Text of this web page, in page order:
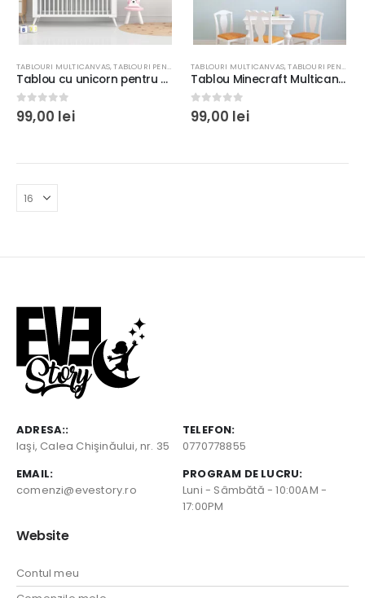
TABLOURI MULTICANVAS,TABLOURI PENTRU COPII
Tablou cu unicorn pentru copii, multicanvas, culoare roz, personalizat cu nume si mesaj, pentru fetite
0out of 5
99,00 lei
TABLOURI MULTICANVAS,TABLOURI PENTRU COPII
Tablou Minecraft Multicanvas pentru copii, carton canvas Premium 280g/m², şasiu lemn
0out of 5
99,00 lei
ADRESA::
Iaşi, Calea Chişinăului, nr. 35
TELEFON:
0770778855
EMAIL:
comenzi@evestory.ro
PROGRAM DE LUCRU:
Luni - Sâmbătă - 10:00AM -
17:00PM
Website
Contul meu